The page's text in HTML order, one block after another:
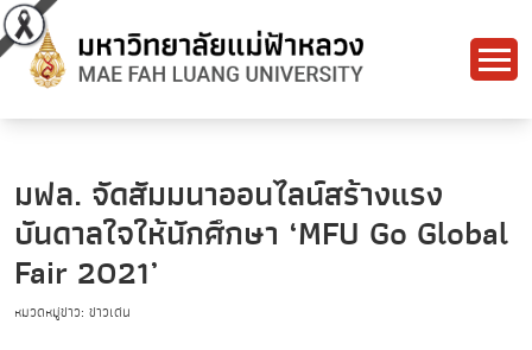
มฟล. จัดสัมมนาออนไลน์สร้างแรง
บันดาลใจให้นักศึกษา ‘MFU Go Global
Fair 2021’
หมวดหมู่ข่าว: ข่าวเด่น